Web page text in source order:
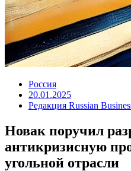
Россия
20.01.2025
Редакция Russian
Новак поручил
антикризисную
угольной отрасли